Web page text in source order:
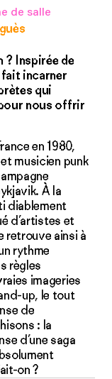
de salle
? Inspirée de
incarner
qui
nous offrir
en 1980,
musicien punk
À la
diablement
d’artistes et
retrouve ainsi à
rythme
règles
imageries
up, le tout
de
: la
d’une saga
on ?